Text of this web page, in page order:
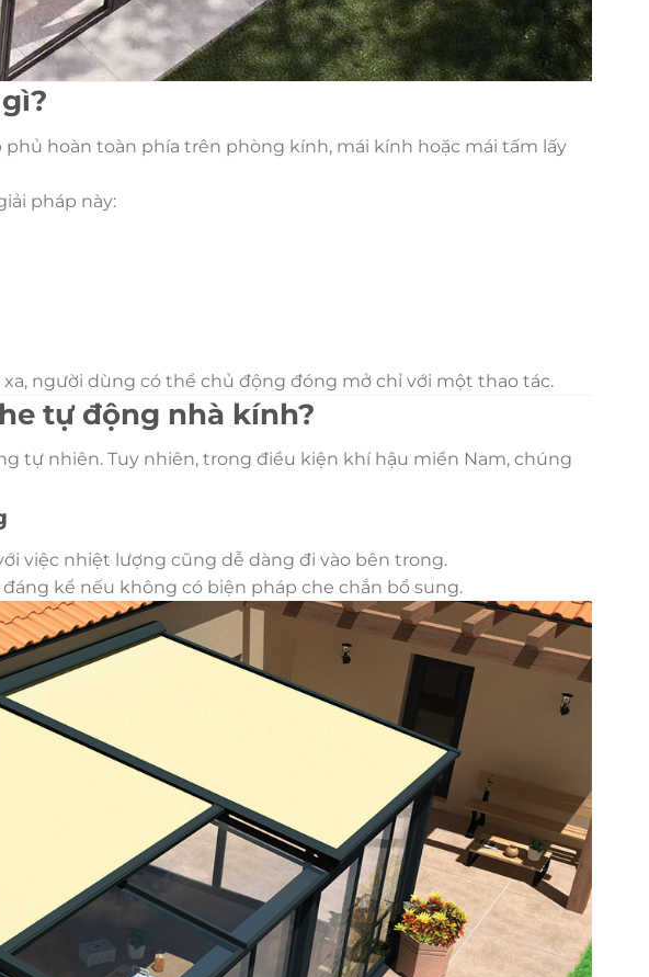
hoàn toàn phía trên phòng kính, mái kính hoặc mái tấm lấy
pháp này:
người dùng có thể chủ động đóng mở chỉ với một thao tác.
tự động nhà kính?
tự nhiên. Tuy nhiên, trong điều kiện khí hậu miền Nam, chúng
việc nhiệt lượng cũng dễ dàng đi vào bên trong.
kể nếu không có biện pháp che chắn bổ sung.